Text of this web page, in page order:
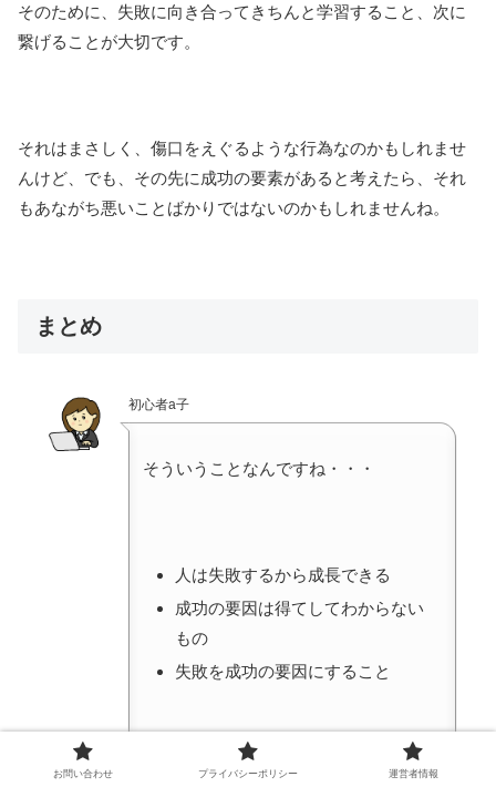
そのために、失敗に向き合ってきちんと学習すること、次に
繋げることが大切です。
それはまさしく、傷口をえぐるような行為なのかもしれませ
んけど、でも、その先に成功の要素があると考えたら、それ
もあながち悪いことばかりではないのかもしれませんね。
まとめ
初心者a子
そういうことなんですね・・・
人は失敗するから成長できる
成功の要因は得てしてわからない
もの
失敗を成功の要因にすること
が大切なんですね。
お問い合わせ プライバシーポリシー 運営者情報